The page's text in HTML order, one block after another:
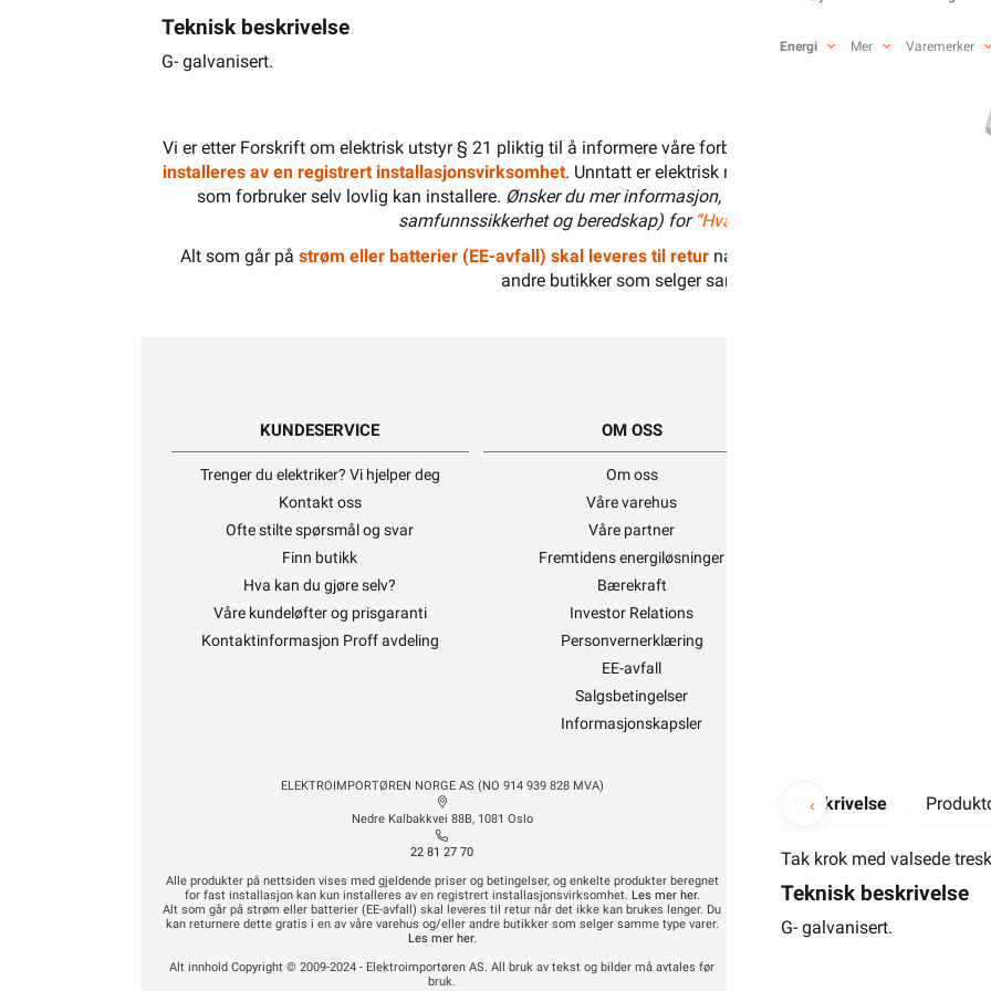
Teknisk beskrivelse
G- galvanisert.
Vi er etter Forskrift om elektrisk utstyr § 21 pliktig til å informere våre forbrukere at installasjonsmateriell
installeres av en registrert installasjonsvirksomhet. Unntatt er elektrisk materiell som utelukkende er
som forbruker selv lovlig kan installere. Ønsker du mer informasjon, se
samfunnssikkerhet og beredskap) for “Hva kan privatpersoner gjøre selv på
Alt som går på strøm eller batterier (EE-avfall) skal leveres til returnår det ikke kan brukes lenger. Du
andre butikker som selger samme type varer.
KUNDESERVICE
Trenger du elektriker? Vi hjelper deg
Kontakt oss
Ofte stilte spørsmål og svar
Finn butikk
Hva kan du gjøre selv?
Våre kundeløfter og prisgaranti
Kontaktinformasjon Proff avdeling
OM OSS
Om oss
Våre varehus
Våre partner
Fremtidens energiløsninger
Bærekraft
Investor Relations
Personvernerklæring
EE-avfall
Salgsbetingelser
Informasjonskapsler
ELEKTROIMPORTØREN NORGE AS (NO 914 939 828 MVA)
Nedre Kalbakkvei 88B, 1081 Oslo
22 81 27 70
Alle produkter på nettsiden vises med gjeldende priser og betingelser, og enkelte produkter beregnet
for fast installasjon kan kun installeres av en registrert installasjonsvirksomhet. Les mer her.
Alt som går på strøm eller batterier (EE-avfall) skal leveres til retur når det ikke kan brukes lenger. Du
kan returnere dette gratis i en av våre varehus og/eller andre butikker som selger samme type varer.
Les mer her.
Alt innhold Copyright © 2009-2024 - Elektroimportøren AS. All bruk av tekst og bilder må avtales før
bruk.
Energi Mer Varemerker
Beskrivelse
Tak krok med valsede
Teknisk beskrivelse
G- galvanisert.